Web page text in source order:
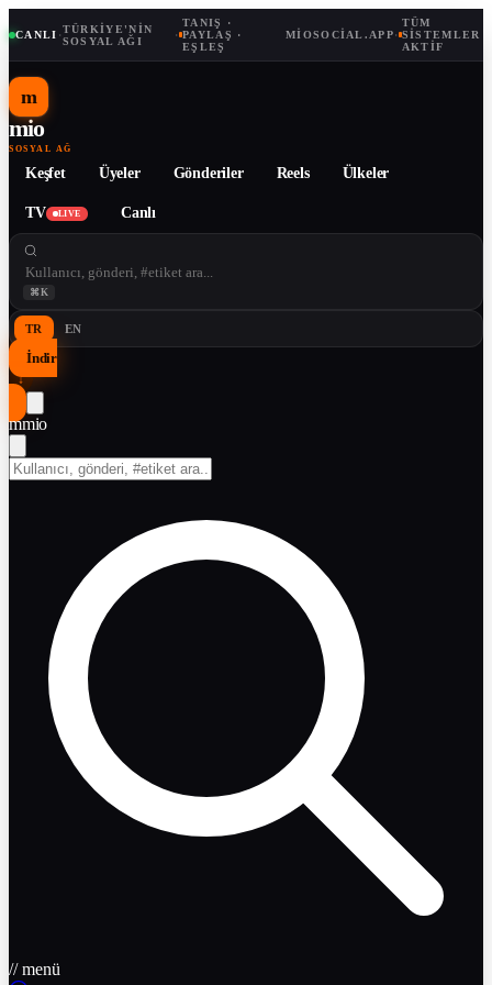
CANLI ·TÜRKIYE'NIN
SOSYAL AĞI
·
TANIŞ ·
PAYLAŞ ·
EŞLEŞ
MIOSOCIAL.APP·
TÜM
SISTEMLER
AKTIF
m
mio
SOSYAL AĞ
Keşfet Üyeler Gönderiler Reels Ülkeler
TV LIVE Canlı
⌘K
TR EN
İndir
↓
mmio
// menü